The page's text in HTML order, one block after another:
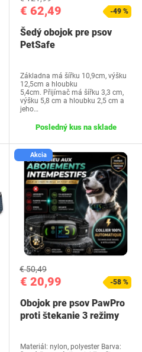
€ 62,49 -49 %
Šedý obojok pre psov
PetSafe
Základna má šířku 10,9cm, výšku
12,5cm a hloubku
5,4cm. Přijímač má šířku 3,3 cm,
výšku 5,8 cm a hloubku 2,5 cm a
jeho…
Posledný kus na sklade
Akcia
€ 20,99
€ 50,49
-58 %
Obojok pre psov PawPro
proti štekanie 3 režimy
Materiál: nylon, polyester Barva: